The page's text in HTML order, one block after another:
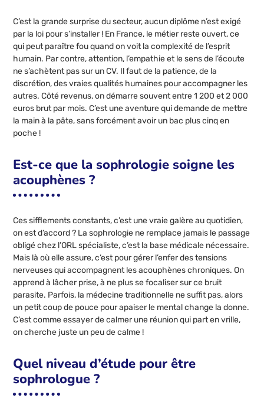
C’est la grande surprise du secteur, aucun diplôme n’est exigé
par la loi pour s’installer ! En France, le métier reste ouvert, ce
qui peut paraître fou quand on voit la complexité de l’esprit
humain. Par contre, attention, l’empathie et le sens de l’écoute
ne s’achètent pas sur un CV. Il faut de la patience, de la
discrétion, des vraies qualités humaines pour accompagner les
autres. Côté revenus, on démarre souvent entre 1 200 et 2 000
euros brut par mois. C’est une aventure qui demande de mettre
la main à la pâte, sans forcément avoir un bac plus cinq en
poche !
Est-ce que la sophrologie soigne les
acouphènes ?
Ces sifflements constants, c’est une vraie galère au quotidien,
on est d’accord ? La sophrologie ne remplace jamais le passage
obligé chez l’ORL spécialiste, c’est la base médicale nécessaire.
Mais là où elle assure, c’est pour gérer l’enfer des tensions
nerveuses qui accompagnent les acouphènes chroniques. On
apprend à lâcher prise, à ne plus se focaliser sur ce bruit
parasite. Parfois, la médecine traditionnelle ne suffit pas, alors
un petit coup de pouce pour apaiser le mental change la donne.
C’est comme essayer de calmer une réunion qui part en vrille,
on cherche juste un peu de calme !
Quel niveau d’étude pour être
sophrologue ?